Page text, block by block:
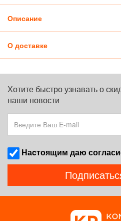
Описание
О доставке
Хотите быстро узнавать о
наши новости
Наcтоящим даю